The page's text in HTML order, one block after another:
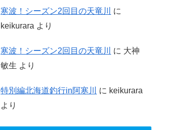
寒波！シーズン2回目の天竜川
に
keikurara より
寒波！シーズン2回目の天竜川 に 大神
敏生 より
特別編北海道釣行in阿寒川 に keikurara
より